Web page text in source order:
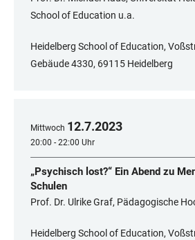
School of Education u.a.
Heidelberg School of Education,
Gebäude 4330, 69115 Heidelberg
Mittwoch 12.7.2023
20:00 - 22:00 Uhr
„Psychisch lost?“ Ein Abend zu
Schulen
Prof. Dr. Ulrike Graf, Pädagogische
Heidelberg School of Education,